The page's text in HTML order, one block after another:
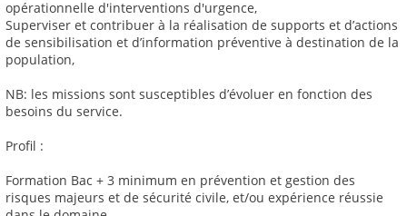
opérationnelle d'interventions d'urgence,
Superviser et contribuer à la réalisation de supports et d’actions
de sensibilisation et d’information préventive à destination de la
population,
NB: les missions sont susceptibles d’évoluer en fonction des
besoins du service.
Profil :
Formation Bac + 3 minimum en prévention et gestion des
risques majeurs et de sécurité civile, et/ou expérience réussie